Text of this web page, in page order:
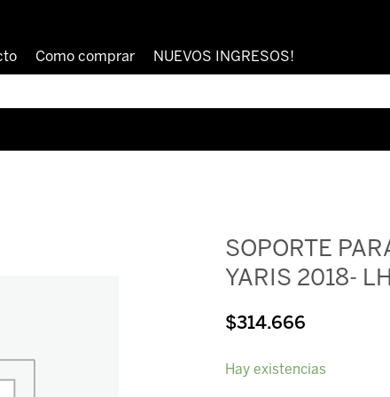
Como comprar NUEVOS INGRESOS!
SOPORTE
YARIS 2018-
$314.666
Hay existencias
PARAGOLPE